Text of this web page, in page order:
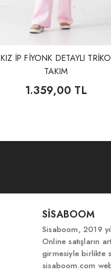
KIZ İP FİYONK DETAYLI TRİKO
TAKIM
1.359,00 TL
SİSABOOM
Sisaboom, 2019
Online satışların
girmesiyle birlikte
sisaboom.com